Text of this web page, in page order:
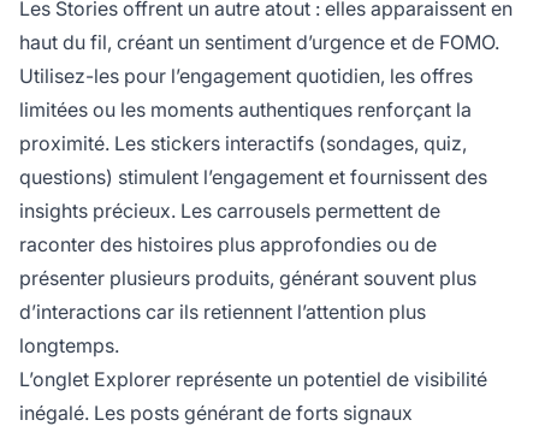
Les Stories offrent un autre atout : elles apparaissent en
haut du fil, créant un sentiment d’urgence et de FOMO.
Utilisez-les pour l’engagement quotidien, les offres
limitées ou les moments authentiques renforçant la
proximité. Les stickers interactifs (sondages, quiz,
questions) stimulent l’engagement et fournissent des
insights précieux. Les carrousels permettent de
raconter des histoires plus approfondies ou de
présenter plusieurs produits, générant souvent plus
d’interactions car ils retiennent l’attention plus
longtemps.
L’onglet Explorer représente un potentiel de visibilité
inégalé. Les posts générant de forts signaux